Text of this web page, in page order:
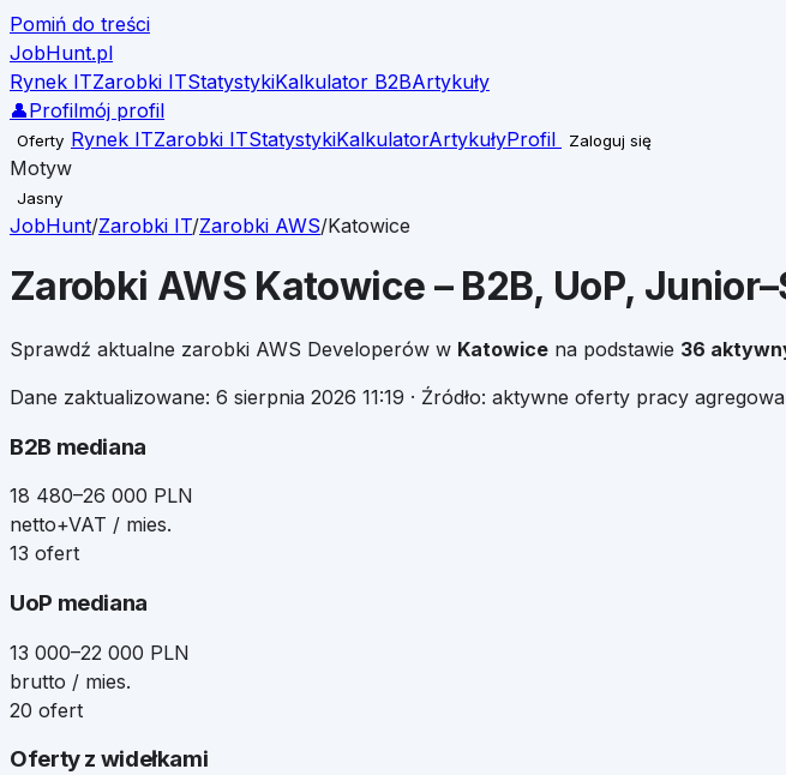
Pomiń do treści
JobHunt.pl
Rynek ITZarobki ITStatystykiKalkulator B2BArtykuły
👤Profilmój profil
Oferty Rynek ITZarobki ITStatystykiKalkulatorArtykułyProfil Zaloguj się
Motyw
Jasny
JobHunt/Zarobki IT/Zarobki AWS/Katowice
Zarobki AWS Katowice – B2B, UoP,
Sprawdź aktualne zarobki AWS Developerów w Katowice na podstawie 36
Dane zaktualizowane: 6 sierpnia 2026 11:19 · Źródło: aktywne oferty pracy
B2B mediana
18 480–26 000 PLN
netto+VAT / mies.
13 ofert
UoP mediana
13 000–22 000 PLN
brutto / mies.
20 ofert
Oferty z widełkami